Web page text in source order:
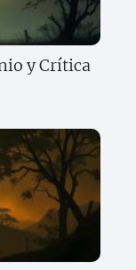
y Crítica